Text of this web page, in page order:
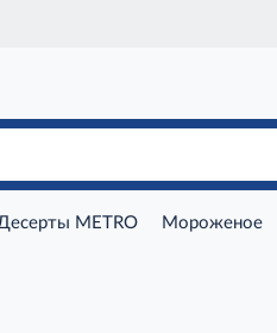
METRO Мороженое